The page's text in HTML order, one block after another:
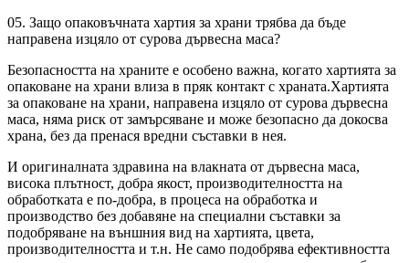
05. Защо опаковъчната хартия за храни трябва да бъде
направена изцяло от сурова дървесна маса?
Безопасността на храните е особено важна, когато хартията за
опаковане на храни влиза в пряк контакт с храната.Хартията
за опаковане на храни, направена изцяло от сурова дървесна
маса, няма риск от замърсяване и може безопасно да докосва
храна, без да пренася вредни съставки в нея.
И оригиналната здравина на влакната от дървесна маса,
висока плътност, добра якост, производителността на
обработката е по-добра, в процеса на обработка и
производство без добавяне на специални съставки за
подобряване на външния вид на хартията, цвета,
производителността и т.н. Не само подобрява ефективността